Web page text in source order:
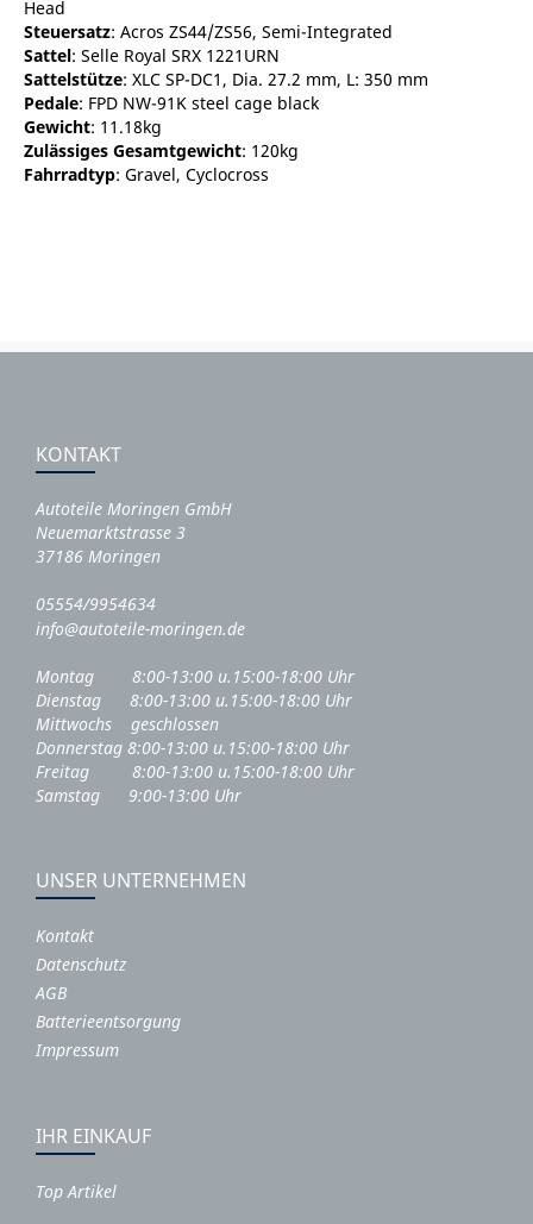
Head
Steuersatz: Acros ZS44/ZS56, Semi-Integrated
Sattel: Selle Royal SRX 1221URN
Sattelstütze: XLC SP-DC1, Dia. 27.2 mm, L: 350 mm
Pedale: FPD NW-91K steel cage black
Gewicht: 11.18kg
Zulässiges Gesamtgewicht: 120kg
Fahrradtyp: Gravel, Cyclocross
KONTAKT
Autoteile Moringen GmbH
Neuemarktstrasse 3
37186 Moringen
05554/9954634
info@autoteile-moringen.de
Montag 8:00-13:00 u.15:00-18:00 Uhr
Dienstag 8:00-13:00 u.15:00-18:00 Uhr
Mittwochs geschlossen
Donnerstag 8:00-13:00 u.15:00-18:00 Uhr
Freitag 8:00-13:00 u.15:00-18:00 Uhr
Samstag 9:00-13:00 Uhr
UNSER UNTERNEHMEN
Kontakt
Datenschutz
AGB
Batterieentsorgung
Impressum
IHR EINKAUF
Top Artikel